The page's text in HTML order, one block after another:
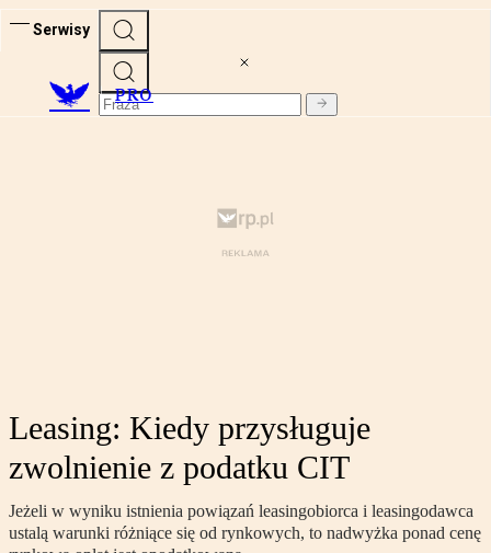
Serwisy
PRO
Leasing: Kiedy przysługuje
zwolnienie z podatku CIT
Jeżeli w wyniku istnienia powiązań leasingobiorca i leasingodawca
ustalą warunki różniące się od rynkowych, to nadwyżka ponad cenę